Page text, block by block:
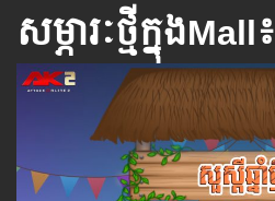
សម្ភារៈថ្មីក្នុងMall៖